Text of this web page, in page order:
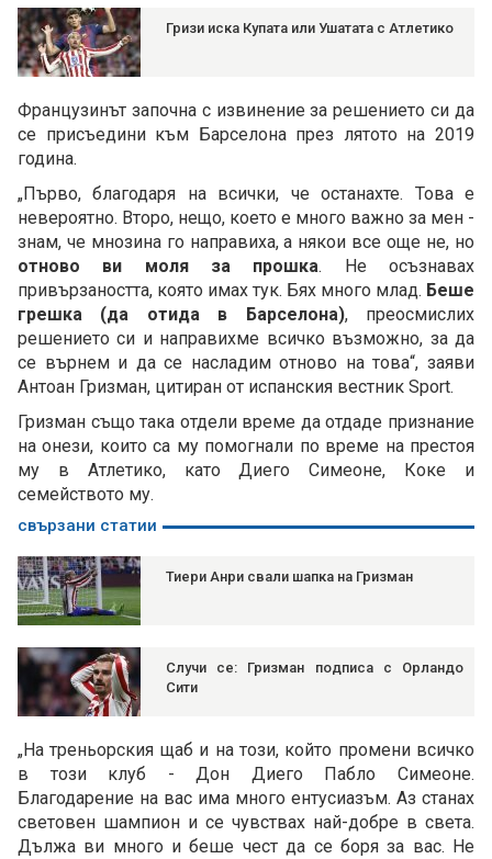
Гризи иска Купата или Ушатата с Атлетико
Французинът започна с извинение за решението си да
се присъедини към Барселона през лятото на 2019
година.
„Първо, благодаря на всички, че останахте. Това е
невероятно. Второ, нещо, което е много важно за мен -
знам, че мнозина го направиха, а някои все още не, но
отново ви моля за прошка. Не осъзнавах
привързаността, която имах тук. Бях много млад. Беше
грешка (да отида в Барселона), преосмислих
решението си и направихме всичко възможно, за да
се върнем и да се насладим отново на това“, заяви
Антоан Гризман, цитиран от испанския вестник Sport.
Гризман също така отдели време да отдаде признание
на онези, които са му помогнали по време на престоя
му в Атлетико, като Диего Симеоне, Коке и
семейството му.
свързани статии
Тиери Анри свали шапка на Гризман
Случи се: Гризман подписа с Орландо
Сити
„На треньорския щаб и на този, който промени всичко
в този клуб - Дон Диего Пабло Симеоне.
Благодарение на вас има много ентусиазъм. Аз станах
световен шампион и се чувствах най-добре в света.
Дължа ви много и беше чест да се боря за вас. Не